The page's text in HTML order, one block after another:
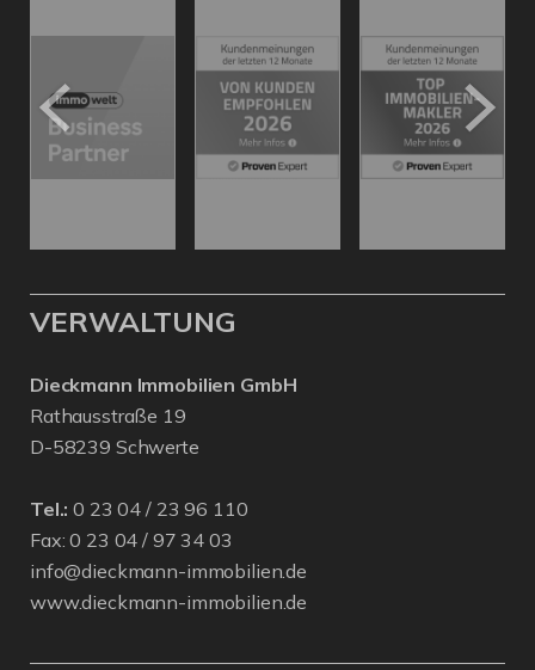
VERWALTUNG
Dieckmann Immobilien GmbH
Rathausstraße 19
D-58239 Schwerte
Tel.: 0 23 04 / 23 96 110
Fax: 0 23 04 / 97 34 03
info@dieckmann-immobilien.de
www.dieckmann-immobilien.de